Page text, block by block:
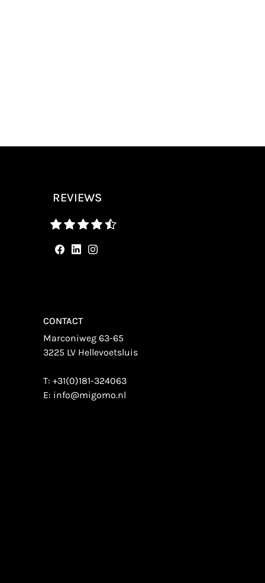
REVIEWS
CONTACT
Marconiweg 63-65
3225 LV Hellevoetsluis
T:+31(0)181-324063
E: info@migomo.nl